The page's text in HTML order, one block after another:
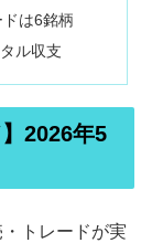
は6銘柄
ル収支
2026年5
トレードが実